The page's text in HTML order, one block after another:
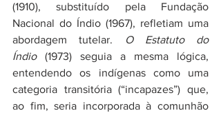
(1910), substituído pela Fundação
Nacional do Índio (1967), refletiam uma
abordagem tutelar.
O Estatuto do
Índio (1973) seguia a mesma lógica,
entendendo os indígenas como uma
categoria transitória (“incapazes”) que,
ao fim, seria incorporada à comunhão